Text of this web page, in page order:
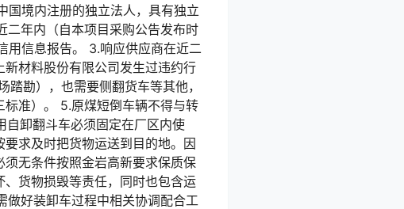
国境内注册的独立法人，具有独立
二年内（自本项目采购公告发布时
信息报告。 3.响应供应商在近二
材料股份有限公司发生过违约行
勘），也需要侧翻货车等其他，
准）。 5.原煤短倒车辆不得与转
自卸翻斗车必须固定在厂区内使
求及时把货物运送到目的地。因
无条件按照金岩高新要求保质保
货物损毁等责任，同时也包含运
做好装卸车过程中相关协调配合工